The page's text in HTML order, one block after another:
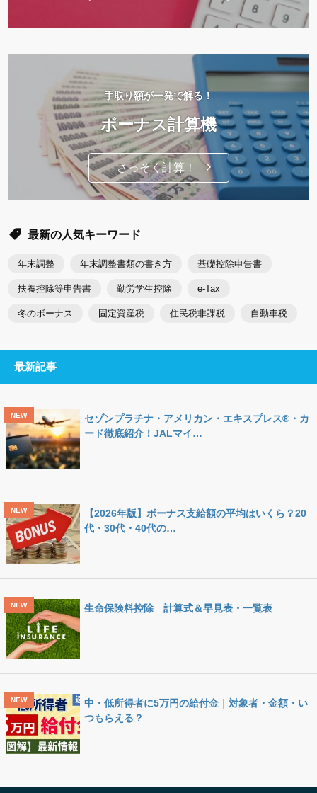
手取り額が一発で解る！
ボーナス計算機
さっそく計算！
最新の人気キーワード
年末調整 年末調整書類の書き方 基礎控除申告書
扶養控除等申告書 勤労学生控除 e-Tax
冬のボーナス 固定資産税 住民税非課税 自動車税
最新記事
セゾンプラチナ・アメリカン・エキスプレス®・カ
ード徹底紹介！JALマイ…
【2026年版】ボーナス支給額の平均はいくら？20
代・30代・40代の…
生命保険料控除 計算式＆早見表・一覧表
中・低所得者に5万円の給付金｜対象者・金額・い
つもらえる？